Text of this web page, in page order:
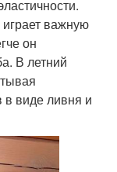
важную
он
В летний
в виде ливня и